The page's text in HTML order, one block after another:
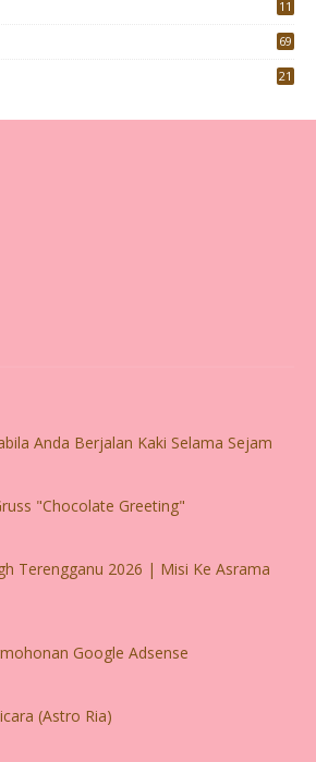
11
69
21
Anda Berjalan Kaki Selama Sejam
"Chocolate Greeting"
Terengganu 2026 | Misi Ke Asrama
Google Adsense
(Astro Ria)